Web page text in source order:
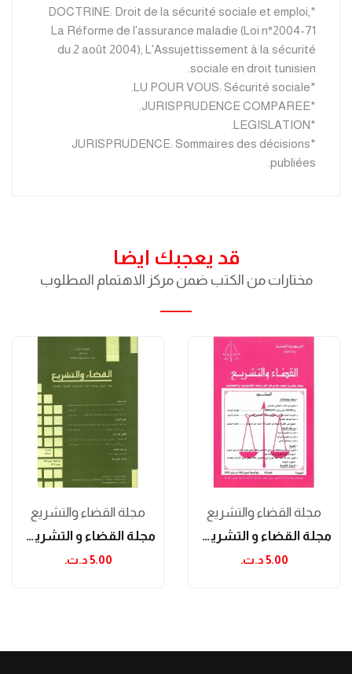
*DOCTRINE: Droit de la sécurité sociale et emploi,
La Réforme de l'assurance maladie (Loi n°2004-71
du 2 août 2004), L'Assujettissement à la sécurité
sociale en droit tunisien.
*LU POUR VOUS: Sécurité sociale.
*JURISPRUDENCE COMPAREE.
*LEGISLATION.
*JURISPRUDENCE: Sommaires des décisions
publiées.
قد يعجبك ايضا
مختارات من الكتب ضمن مركز الاهتمام المطلوب
مجلة القضاء والتشريع
مجلة القضاء و التشريع نوفمبر 2012
5.00 د.ت.‏
مجلة القضاء والتشريع
مجلة القضاء و التشريع مارس 2001
5.00 د.ت.‏